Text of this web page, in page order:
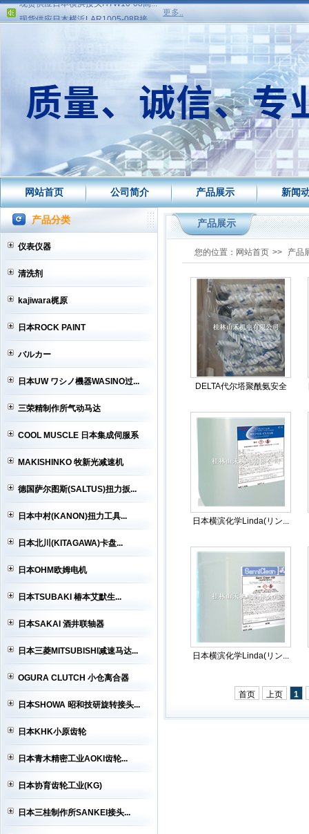
现货供应日本横浜LAR1005-08B接...
现货供应日本横浜LAR1005-06B接...
现货供应日本横浜接头HTW10-08高...
现货供应日本横浜LAR1005-08B接...
现货供应日本横浜LAR1005-06B接...
现货供应丰田专用看板盒、增高条...
网站建设中更多产品资料请联系业...
更多..
网站首页 公司简介 产品展示 新闻
产品分类
仪表仪器
清洗剂
kajiwara梶原
日本ROCK PAINT
バルカー
日本UW ワシノ機器WASINO过...
三荣精制作所气动马达
COOL MUSCLE 日本集成伺服系
MAKISHINKO 牧新光减速机
德国萨尔图斯(SALTUS)扭力扳...
日本中村(KANON)扭力工具...
日本北川(KITAGAWA)卡盘...
日本OHM欧姆电机
日本TSUBAKI 椿本艾默生...
日本SAKAI 酒井联轴器
日本三菱MITSUBISHI减速马达...
OGURA CLUTCH 小仓离合器
日本SHOWA 昭和技研旋转接头...
日本KHK小原齿轮
日本青木精密工业AOKI齿轮...
日本协育齿轮工业(KG)
日本三桂制作所SANKEI接头...
产品展示
您的位置： 网站首页 >> 产品
DELTA代尔塔聚酰氨安全
日本横滨化学Linda(リン...
日本横滨化学Linda(リン...
首页 上页 1